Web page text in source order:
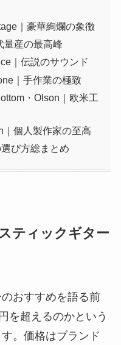
｜豪華絢爛の象徴
量産の最高峰
｜伝説のサウンド
｜手作業の極致
・Olson｜欧米工
個人製作家の至高
び方総まとめ
ティックギター
おすすめを語る前
を超えるのかという
。価格はブランド